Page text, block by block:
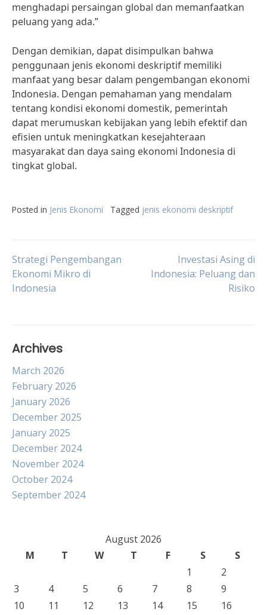
menghadapi persaingan global dan memanfaatkan
peluang yang ada.”
Dengan demikian, dapat disimpulkan bahwa
penggunaan jenis ekonomi deskriptif memiliki
manfaat yang besar dalam pengembangan ekonomi
Indonesia. Dengan pemahaman yang mendalam
tentang kondisi ekonomi domestik, pemerintah
dapat merumuskan kebijakan yang lebih efektif dan
efisien untuk meningkatkan kesejahteraan
masyarakat dan daya saing ekonomi Indonesia di
tingkat global.
Posted in Jenis Ekonomi Tagged jenis ekonomi deskriptif
Post
navigation
Strategi Pengembangan
Ekonomi Mikro di
Indonesia
Investasi Asing di
Indonesia: Peluang dan
Risiko
Archives
March 2026
February 2026
January 2026
December 2025
January 2025
December 2024
November 2024
October 2024
September 2024
August 2026
M
T W T F S
S
1
2
3
4 5 6 7 8
9
10
11 12 13 14 15
16